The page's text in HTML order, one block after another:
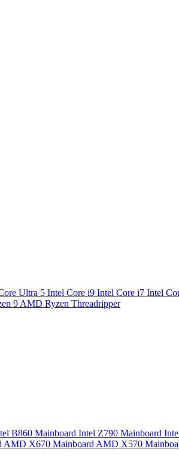
Ultra 5 Intel Core i9 Intel Core i7 Intel
9 AMD Ryzen Threadripper
B860 Mainboard Intel Z790 Mainboard
AMD X670 Mainboard AMD X570